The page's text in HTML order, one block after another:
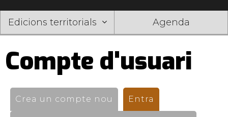
Edicions territorials Agenda
Compte d'usuari
Pestanyes
primàries
Crea un compte nou Entra